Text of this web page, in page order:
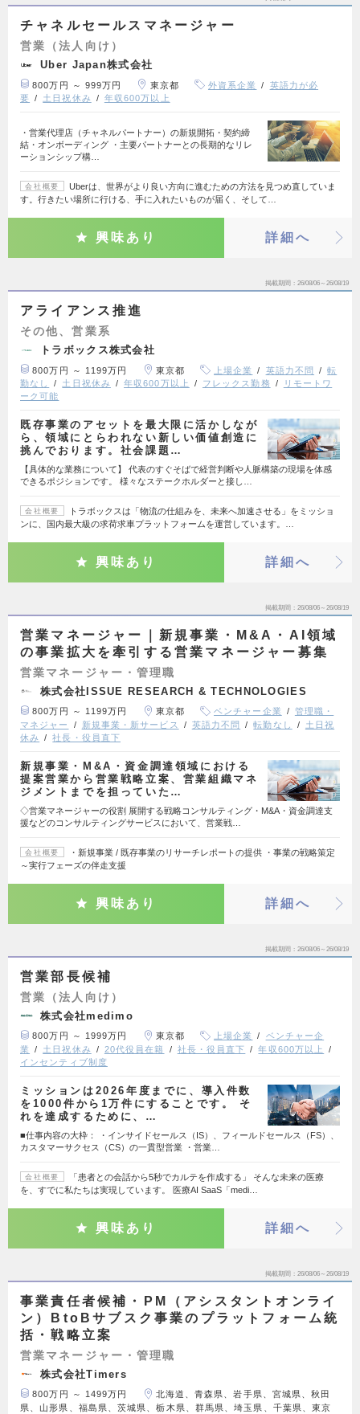
チャネルセールスマネージャー
営業（法人向け）
Uber Japan株式会社
800万円 ～ 999万円 東京都 外資系企業
英語力が必
要
土日祝休み 年収600万以上
・営業代理店（チャネルパートナー）の新規開拓・契約締
結・オンボーディング ・主要パートナーとの長期的なリレ
ーションシップ構…
会社概要
Uberは、世界がより良い方向に進むための方法を見つめ直していま
す。行きたい場所に行ける、手に入れたいものが届く、そして…
興味あり 詳細へ
掲載期間 26/08/06～26/08/19
アライアンス推進
その他、営業系
トラボックス株式会社
800万円 ～ 1199万円 東京都 上場企業 英語力不問
転
勤なし
土日祝休み 年収600万以上 フレックス勤務
リモートワ
ーク可能
既存事業のアセットを最大限に活かしなが
ら、領域にとらわれない新しい価値創造に
挑んでおります。社会課題…
【具体的な業務について】 代表のすぐそばで経営判断や人脈構築の現場を体感
できるポジションです。 様々なステークホルダーと接し…
会社概要
トラボックスは「物流の仕組みを、未来へ加速させる」をミッショ
ンに、国内最大級の求荷求車プラットフォームを運営しています。…
興味あり 詳細へ
掲載期間 26/08/06～26/08/19
営業マネージャー｜新規事業・M&A・AI領域
の事業拡大を牽引する営業マネージャー募集
営業マネージャー・管理職
株式会社ISSUE RESEARCH & TECHNOLOGIES
800万円 ～ 1199万円 東京都 ベンチャー企業
管理職・
マネジャー
新規事業・新サービス 英語力不問 転勤なし
土日祝
休み
社長・役員直下
新規事業・M&A・資金調達領域における
提案営業から営業戦略立案、営業組織マネ
ジメントまでを担っていた…
◇営業マネージャーの役割 展開する戦略コンサルティング・M&A・資金調達支
援などのコンサルティングサービスにおいて、営業戦…
会社概要
・新規事業 / 既存事業のリサーチレポートの提供 ・事業の戦略策定
～実⾏フェーズの伴⾛支援
興味あり 詳細へ
掲載期間 26/08/06～26/08/19
営業部長候補
営業（法人向け）
株式会社medimo
800万円 ～ 1999万円 東京都 上場企業
ベンチャー企
業
土日祝休み 20代役員在籍 社長・役員直下
年収600万以上
インセンティブ制度
ミッションは2026年度までに、導入件数
を1000件から1万件にすることです。 そ
れを達成するために、…
■仕事内容の大枠： ・インサイドセールス（IS）、フィールドセールス（FS）、
カスタマーサクセス（CS）の一貫型営業 ・営業…
会社概要
「患者との会話から5秒でカルテを作成する」 そんな未来の医療
を、すでに私たちは実現しています。 医療AI SaaS「medi…
興味あり 詳細へ
掲載期間 26/08/06～26/08/19
事業責任者候補・PM（アシスタントオンライ
ン）BtoBサブスク事業のプラットフォーム統
括・戦略立案
営業マネージャー・管理職
株式会社Timers
800万円 ～ 1499万円
北海道、青森県、岩手県、宮城県、秋田
県、山形県、福島県、茨城県、栃木県、群馬県、埼玉県、千葉県、東京